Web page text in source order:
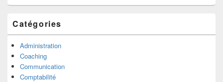
Catégories
Administration
Coaching
Communication
Comptabilité